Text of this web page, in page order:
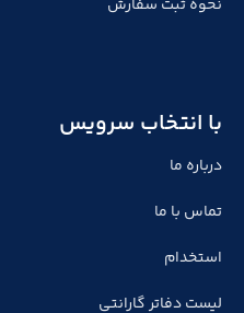
نحوه ثبت سفارش
با انتخاب سرویس
درباره ما
تماس با ما
استخدام
لیست دفاتر گارانتی